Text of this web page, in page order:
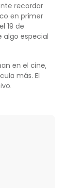
recordar
en primer
19 de
algo especial
en el cine,
más. El